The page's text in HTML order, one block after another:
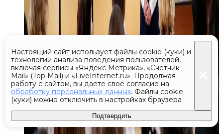
Настоящий сайт использует файлы cookie (куки) и
технологии анализа поведения пользователей,
включая сервисы «Яндекс Метрика», «Счётчик
Mail» (Top Mail) и «LiveInternet.ru». Продолжая
работу с сайтом, вы даете свое согласие на
обработку персональных данных. Файлы cookie
(куки) можно отключить в настройках браузера
Подтвердить